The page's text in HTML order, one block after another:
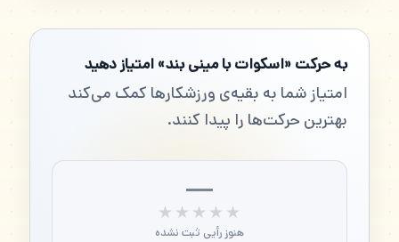
به حرکت «اسکوات با مینی بند» امتیاز دهید
امتیاز شما به بقیه‌ی ورزشکارها کمک می‌کند
بهترین حرکت‌ها را پیدا کنند.
—
★★★★★
هنوز رأیی ثبت نشده